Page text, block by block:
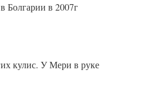
Болгарии в 2007г
кулис. У Мери в руке